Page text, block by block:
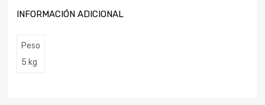
INFORMACIÓN ADICIONAL
Peso
5 kg